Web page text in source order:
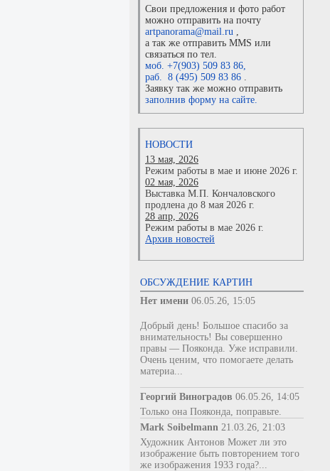
Свои предложения и фото работ
можно отправить на почту
artpanorama@mail.ru ,
а так же отправить MMS или
связаться по тел.
моб. +7(903) 509 83 86,
раб. 8 (495) 509 83 86 .
Заявку так же можно отправить
заполнив форму на сайте.
НОВОСТИ
13 мая, 2026
Режим работы в мае и июне 2026 г.
02 мая, 2026
Выставка М.П. Кончаловского
продлена до 8 мая 2026 г.
28 апр, 2026
Режим работы в мае 2026 г.
Архив новостей
ОБСУЖДЕНИЕ КАРТИН
Нет имени 06.05.26, 15:05
Добрый день! Большое спасибо за
внимательность! Вы совершенно
правы — Пояконда. Уже исправили.
Очень ценим, что помогаете делать
материа...
Георгий Виноградов 06.05.26, 14:05
Только она Пояконда, поправьте.
Mark Soibelmann 21.03.26, 21:03
Художник Антонов Может ли это
изображение быть повторением того
же изображения 1933 года?...